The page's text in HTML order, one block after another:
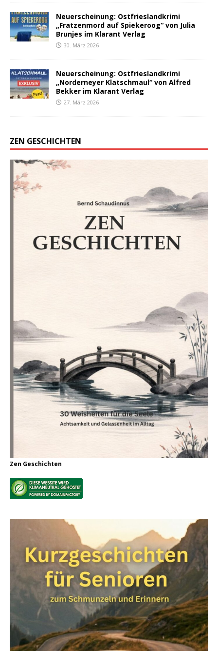
Neuerscheinung: Ostfrieslandkrimi
„Fratzenmord auf Spiekeroog“ von Julia
Brunjes im Klarant Verlag
30. März 2026
Neuerscheinung: Ostfrieslandkrimi
„Norderneyer Klatschmaul“ von Alfred
Bekker im Klarant Verlag
27. März 2026
ZEN GESCHICHTEN
Zen Geschichten